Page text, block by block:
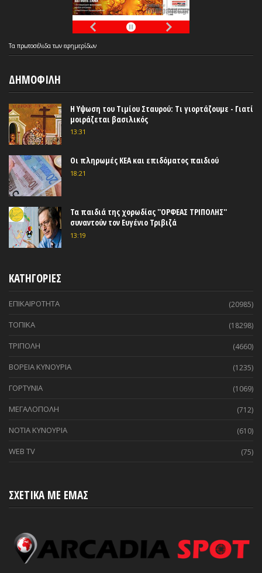
Τα πρωτοσέλιδατων εφημερίδων
ΔΗΜΟΦΙΛΗ
Η Υψωση του Τιμίου Σταυρού: Τι γιορτάζουμε - Γιατί
μοιράζεται βασιλικός
13:31
Οι πληρωμές ΚΕΑ και επιδόματος παιδιού
18:21
Τα παιδιά της χορωδίας ''ΟΡΦΕΑΣ ΤΡΙΠΟΛΗΣ''
συναντούν τον Ευγένιο Τριβιζά
13:19
ΚΑΤΗΓΟΡΙΕΣ
ΕΠΙΚΑΙΡΟΤΗΤΑ (20985)
ΤΟΠΙΚΑ (18298)
ΤΡΙΠΟΛΗ (4660)
ΒΟΡΕΙΑ ΚΥΝΟΥΡΙΑ (1235)
ΓΟΡΤΥΝΙΑ (1069)
ΜΕΓΑΛΟΠΟΛΗ (712)
ΝΟΤΙΑ ΚΥΝΟΥΡΙΑ (610)
WEB TV (75)
ΣΧΕΤΙΚΑ ΜΕ ΕΜΑΣ